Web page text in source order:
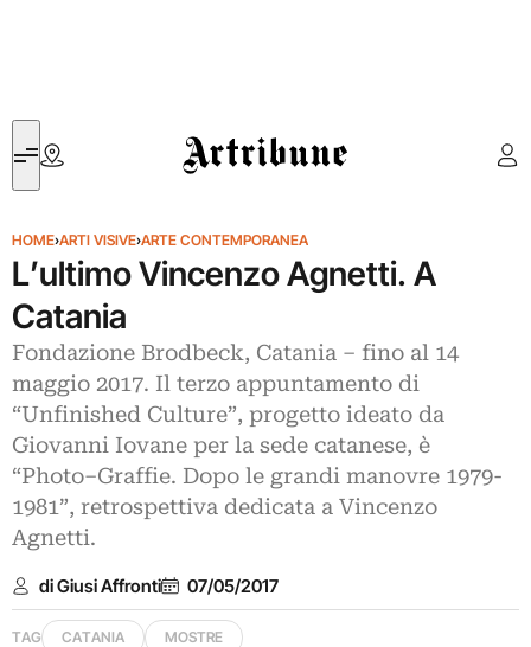
Artribune
HOME›ARTI VISIVE›ARTE CONTEMPORANEA
L’ultimo Vincenzo Agnetti. A
Catania
Fondazione Brodbeck, Catania – fino al 14
maggio 2017. Il terzo appuntamento di
“Unfinished Culture”, progetto ideato da
Giovanni Iovane per la sede catanese, è
“Photo–Graffie. Dopo le grandi manovre 1979-
1981”, retrospettiva dedicata a Vincenzo
Agnetti.
di Giusi Affronti 07/05/2017
TAG CATANIA MOSTRE